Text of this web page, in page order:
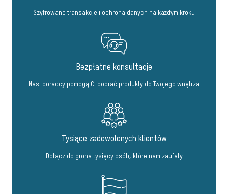
Szyfrowane transakcje i ochrona danych na każdym kroku
Bezpłatne konsultacje
Nasi doradcy pomogą Ci dobrać produkty do Twojego wnętrza
Tysiące zadowolonych klientów
Dołącz do grona tysięcy osób, które nam zaufały